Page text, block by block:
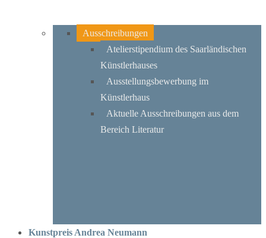
Ausschreibungen
Atelierstipendium des Saarländischen
Künstlerhauses
Ausstellungsbewerbung im
Künstlerhaus
Aktuelle Ausschreibungen aus dem
Bereich Literatur
Kunstpreis Andrea Neumann